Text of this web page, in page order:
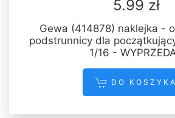
5.99 zł
Gewa (414878) naklejka -
podstrunnicy dla
1/16 -
DO KOSZYKA